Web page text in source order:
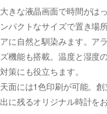
大きな液晶画面で時間がは
ンパクトなサイズで置き場
アに自然と馴染みます。ア
ズ機能も搭載。温度と湿度
対策にも役立ちます。
天面には1色印刷が可能。
出に残るオリジナル時計を